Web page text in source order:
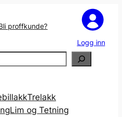
proffkunde?
Logg inn
Trelakk
Lim og Tetning